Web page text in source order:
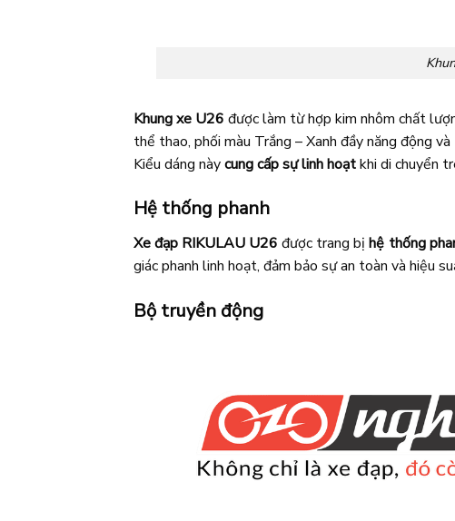
Khung xe U26 được làm từ hợp kim nhôm chất
thể thao, phối màu Trắng – Xanh đầy năng động
Kiểu dáng nàycung cấp sự linh hoạtkhi di chuyển
Hệ thống phanh
Xe đạp RIKULAU U26 được trang bịhệ thống
giác phanh linh hoạt, đảm bảo sự an toàn và hiệu
Bộ truyền động